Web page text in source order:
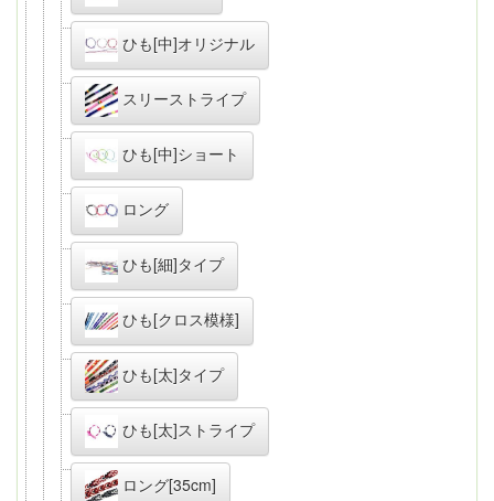
ひも[中]オリジナル
スリーストライプ
ひも[中]ショート
ロング
ひも[細]タイプ
ひも[クロス模様]
ひも[太]タイプ
ひも[太]ストライプ
ロング[35cm]